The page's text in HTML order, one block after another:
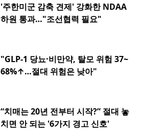
'주한미군 감축 견제' 강화한 NDAA
하원 통과…"조선협력 필요"
"GLP-1 당뇨·비만약, 탈모 위험 37~
68%↑…절대 위험은 낮아"
“치매는 20년 전부터 시작?” 절대 놓
치면 안 되는 '6가지 경고 신호'